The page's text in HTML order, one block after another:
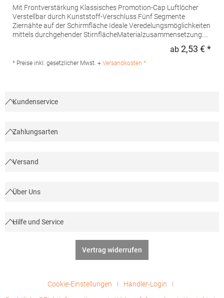
Mit Frontverstärkung Klassisches Promotion-Cap Luftlöcher
Verstellbar durch Kunststoff-Verschluss Fünf Segmente
Ziernähte auf der Schirmfläche Ideale Veredelungsmöglichkeiten
mittels durchgehender StirnflächeMaterialzusammensetzung:
C500Hersteller: printwear.eu GmbH & Co. KG Rheinlanddamm
199 44139 Dortmund Deutschland E-Mail: info@printwear.eu
ab 2,53 € *
* Preise inkl. gesetzlicher Mwst. + Versandkosten *
Kundenservice
Zahlungsarten
Versand
Über Uns
Hilfe und Service
Vertrag widerrufen
Cookie-Einstellungen
Händler-Login